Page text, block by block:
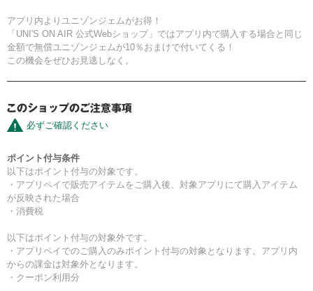
アプリ内よりユニゾンジェムがお得！
「UNI'S ON AIR 公式Webショップ」ではアプリ内で購入する場合と同じ
金額で無償ユニゾンジェムが10％おまけで付いてくる！
この機会をぜひお見逃しなく。
必ずご確認ください
ポイント付与条件
以下はポイント付与の対象です。
・アプリペイで販売アイテムをご購入後、対象アプリにて購入アイテム
が反映された場合
・消費税
以下はポイント付与の対象外です。
・アプリペイでのご購入のみポイント付与の対象となります。アプリ内
からの課金は対象外となります。
・クーポン利用分